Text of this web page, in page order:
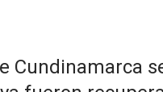
Cundinamarca